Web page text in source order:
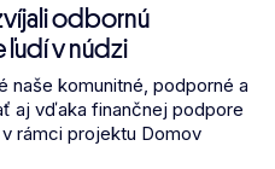
odbornú
ľudí v núdzi
naše komunitné, podporné a
aj vďaka finančnej podpore
rámci projektu Domov